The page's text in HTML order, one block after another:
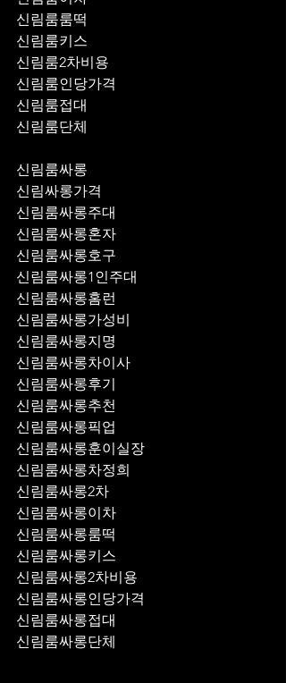
신림룸룸떡
신림룸키스
신림룸2차비용
신림룸인당가격
신림룸접대
신림룸단체
신림룸싸롱
신림싸롱가격
신림룸싸롱주대
신림룸싸롱혼자
신림룸싸롱호구
신림룸싸롱1인주대
신림룸싸롱홈런
신림룸싸롱가성비
신림룸싸롱지명
신림룸싸롱차이사
신림룸싸롱후기
신림룸싸롱추천
신림룸싸롱훈이실장
신림룸싸롱차정희
신림룸싸롱2차
신림룸싸롱이차
신림룸싸롱룸떡
신림룸싸롱키스
신림룸싸롱2차비용
신림룸싸롱인당가격
신림룸싸롱접대
신림룸싸롱단체